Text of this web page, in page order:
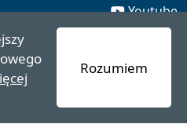
Youtube
Spotify
redakcja [[]] czaswschodni.pl
czaswschodni.pl 2021 - 2025
Rozumiem